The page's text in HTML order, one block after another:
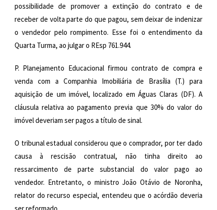
possibilidade de promover a extinção do contrato e de
receber de volta parte do que pagou, sem deixar de indenizar
o vendedor pelo rompimento. Esse foi o entendimento da
Quarta Turma, ao julgar o REsp 761.944.
P. Planejamento Educacional firmou contrato de compra e
venda com a Companhia Imobiliária de Brasília (T.) para
aquisição de um imóvel, localizado em Águas Claras (DF). A
cláusula relativa ao pagamento previa que 30% do valor do
imóvel deveriam ser pagos a título de sinal.
O tribunal estadual considerou que o comprador, por ter dado
causa à rescisão contratual, não tinha direito ao
ressarcimento de parte substancial do valor pago ao
vendedor. Entretanto, o ministro João Otávio de Noronha,
relator do recurso especial, entendeu que o acórdão deveria